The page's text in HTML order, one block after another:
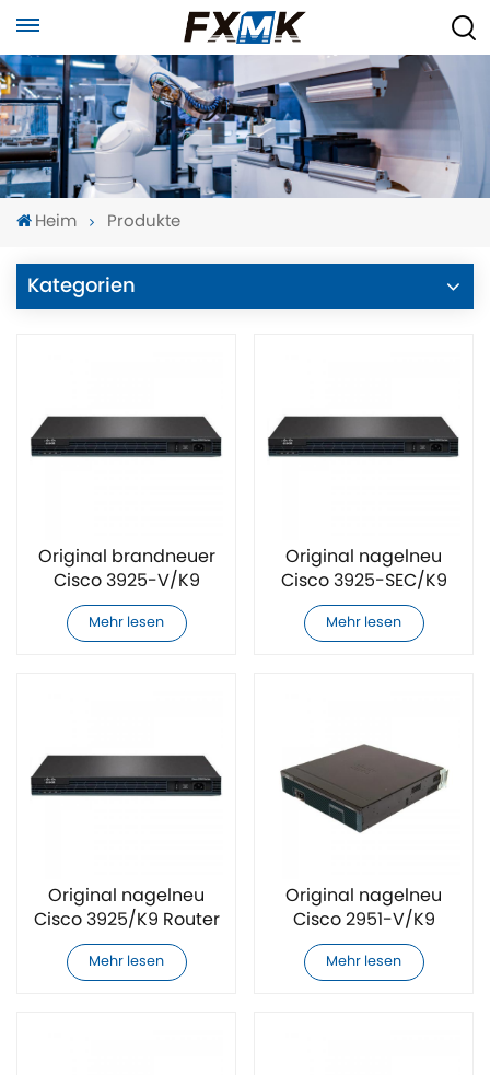
Heim Produkte
Kategorien
Original brandneuer
Cisco 3925-V/K9
Router
Mehr lesen
Original nagelneu
Cisco 3925-SEC/K9
Router
Mehr lesen
Original nagelneu
Cisco 3925/K9 Router
Mehr lesen
Original nagelneu
Cisco 2951-V/K9
Router
Mehr lesen